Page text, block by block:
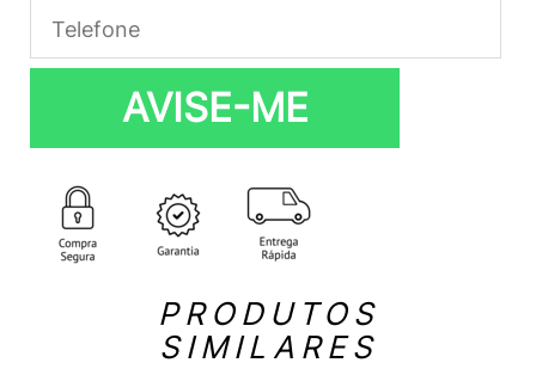
AVISE-ME
PRODUTOS
SIMILARES